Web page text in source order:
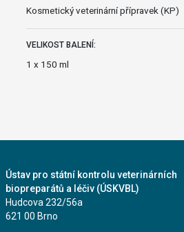
Kosmetický veterinární přípravek (KP)
VELIKOST BALENÍ:
1 x 150 ml
Ústav pro státní kontrolu veterinárních
biopreparátů a léčiv (ÚSKVBL)
Hudcova 232/56a
621 00 Brno